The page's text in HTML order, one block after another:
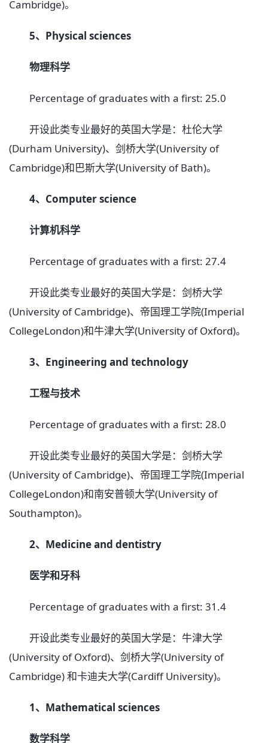
Cambridge)。
5、Physical sciences
物理科学
Percentage of graduates with a first: 25.0
开设此类专业最好的英国大学是：杜伦大学
(Durham University)、剑桥大学(University of
Cambridge)和巴斯大学(University of Bath)。
4、Computer science
计算机科学
Percentage of graduates with a first: 27.4
开设此类专业最好的英国大学是：剑桥大学
(University of Cambridge)、帝国理工学院(Imperial
CollegeLondon)和牛津大学(University of Oxford)。
3、Engineering and technology
工程与技术
Percentage of graduates with a first: 28.0
开设此类专业最好的英国大学是：剑桥大学
(University of Cambridge)、帝国理工学院(Imperial
CollegeLondon)和南安普顿大学(University of
Southampton)。
2、Medicine and dentistry
医学和牙科
Percentage of graduates with a first: 31.4
开设此类专业最好的英国大学是：牛津大学
(University of Oxford)、剑桥大学(University of
Cambridge) 和卡迪夫大学(Cardiff University)。
1、Mathematical sciences
数学科学